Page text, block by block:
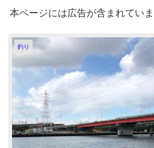
本ページには広告が含まれていま
釣り